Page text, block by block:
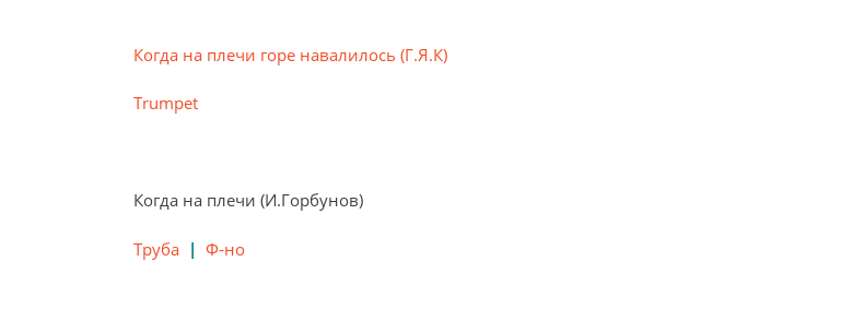
Когда на плечи горе навалилось (Г.Я.К)
Trumpet
Когда на плечи (И.Горбунов)
Труба | Ф-но